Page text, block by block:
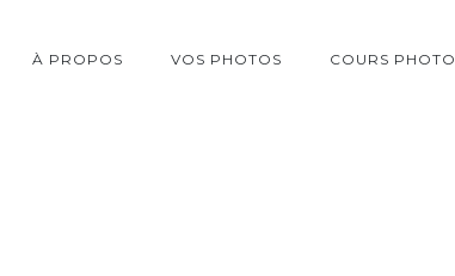
À PROPOS VOS PHOTOS COURS PHOTO